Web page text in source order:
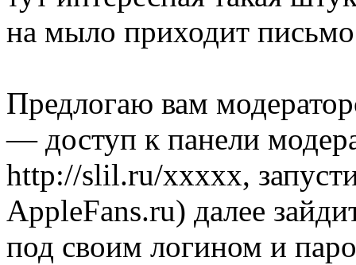
на мыло приходит
Предлогаю вам
— доступ к панели
http://slil.ru/xxxxx,
AppleFans.ru) далее
под своим логином и